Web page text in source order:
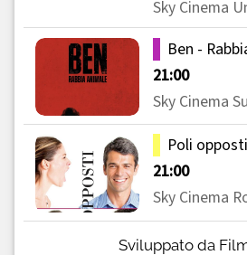
Sviluppato da